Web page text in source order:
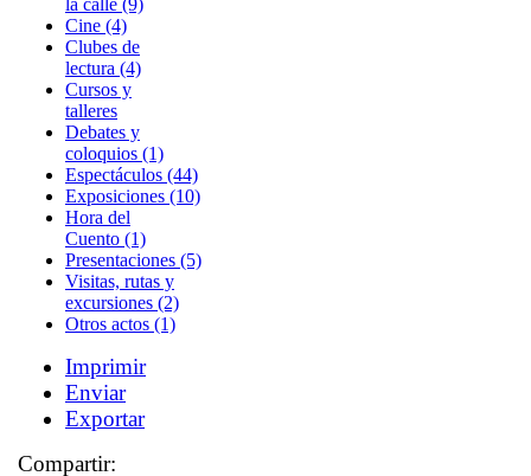
la calle (9)
Cine (4)
Clubes de
lectura (4)
Cursos y
talleres
Debates y
coloquios (1)
Espectáculos (44)
Exposiciones (10)
Hora del
Cuento (1)
Presentaciones (5)
Visitas, rutas y
excursiones (2)
Otros actos (1)
Imprimir
Enviar
Exportar
Compartir: